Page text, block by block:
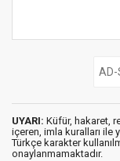
UYARI: Küfür, hakaret,
içeren, imla kuralları ile
Türkçe karakter
onaylanmamaktadır.